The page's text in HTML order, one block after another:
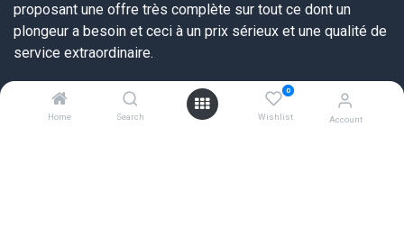
Home Search
0
Wishlist Account
proposant une offre très complète sur tout ce dont un
plongeur a besoin et ceci à un prix sérieux et une qualité de
service extraordinaire.
Liens utiles